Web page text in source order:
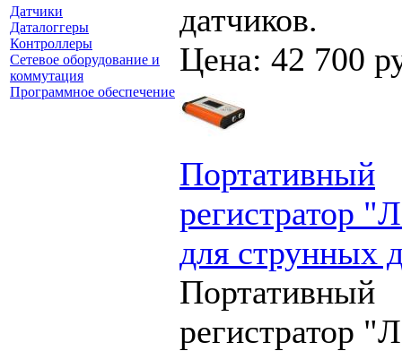
Датчики
Даталоггеры
Контроллеры
Сетевое оборудование и
коммутация
Программное обеспечение
датчиков.
Цена: 42 700
Портативный
регистратор
для струнных
Портативный
регистратор